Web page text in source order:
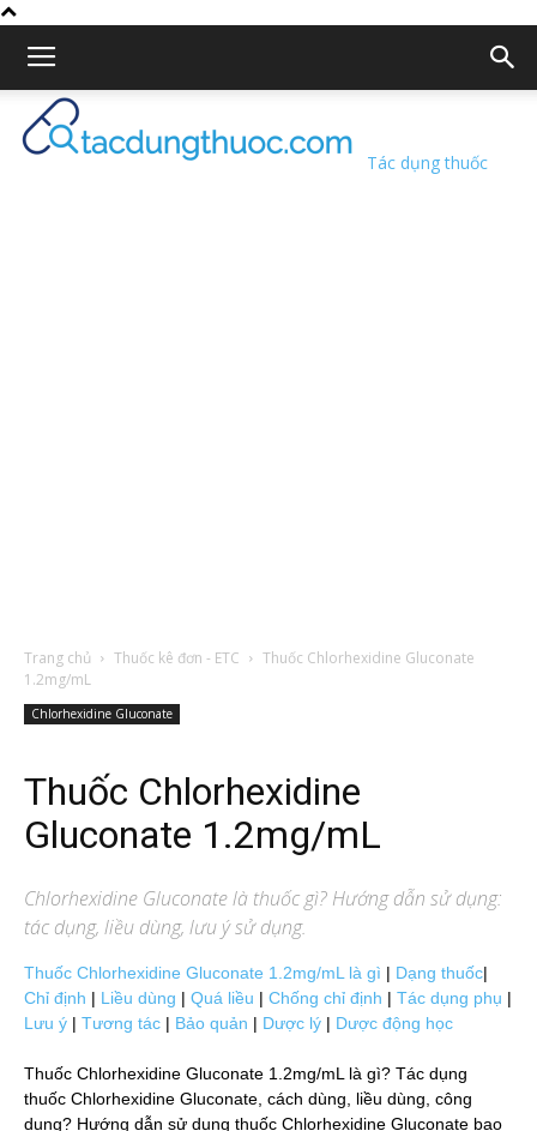
Tác dụng thuốc
Trang chủ Thuốc kê đơn - ETC
Thuốc Chlorhexidine Gluconate
1.2mg/mL
Chlorhexidine Gluconate
Thuốc Chlorhexidine
Gluconate 1.2mg/mL
Chlorhexidine Gluconatelà thuốc gì? Hướng dẫn sử dụng:
tác dụng, liều dùng, lưu ý sử dụng.
Thuốc Chlorhexidine Gluconate 1.2mg/mL là gì | Dạng thuốc|
Chỉ định | Liều dùng | Quá liều | Chống chỉ định | Tác dụng phụ |
Lưu ý | Tương tác | Bảo quản | Dược lý | Dược động học
Thuốc Chlorhexidine Gluconate 1.2mg/mL là gì? Tác dụng
thuốc Chlorhexidine Gluconate, cách dùng, liều dùng, công
dụng? Hướng dẫn sử dụng thuốc Chlorhexidine Gluconate bao